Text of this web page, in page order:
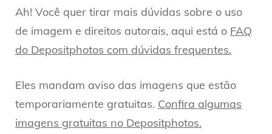
Ah! Você quer tirar mais dúvidas sobre o uso
de imagem e direitos autorais, aqui está o FAQ
do Depositphotos com dúvidas frequentes.
Eles mandam aviso das imagens que estão
temporariamente gratuitas. Confira algumas
imagens gratuitas no Depositphotos.